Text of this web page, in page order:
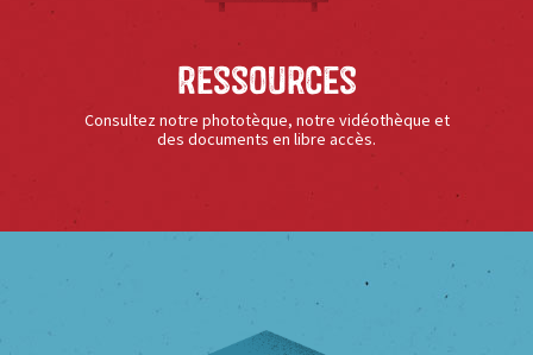
Ressources
Consultez notre phototèque, notre vidéothèque et
des documents en libre accès.